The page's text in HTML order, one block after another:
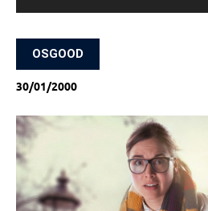
OSGOOD
30/01/2000